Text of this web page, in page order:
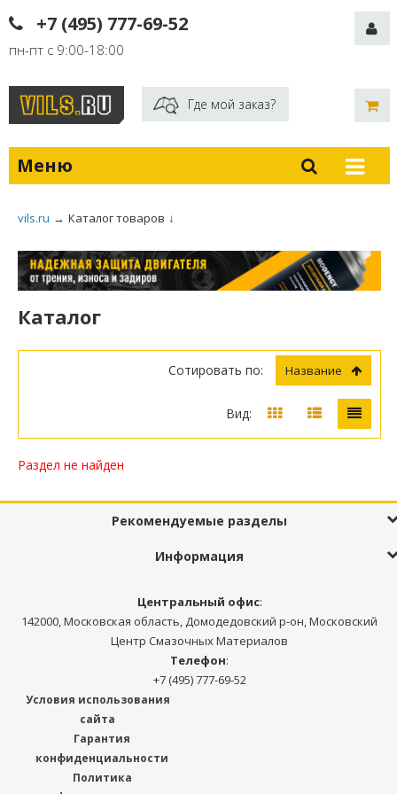
+7 (495) 777-69-52
пн-пт с 9:00-18:00
Где мой заказ?
Меню
vils.ru → Каталог товаров ↓
Каталог
Сотировать по: Название
Вид:
Раздел не найден
Рекомендуемые разделы
Информация
Центральный офис:
142000, Московская область, Домодедовский р-он, Московский
Центр Смазочных Материалов
Телефон:
+7 (495) 777-69-52
Условия использования
сайта
Гарантия
конфиденциальности
Политика